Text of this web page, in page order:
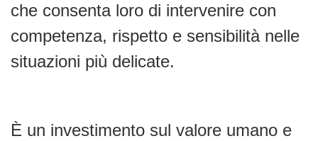
che consenta loro di intervenire con
competenza, rispetto e sensibilità nelle
situazioni più delicate.
È un investimento sul valore umano e